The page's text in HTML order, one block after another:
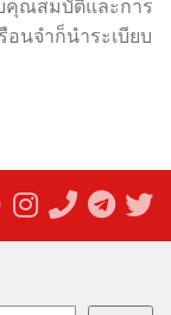
คุณสมบัติและการ
นจำก็นำระเบียบ